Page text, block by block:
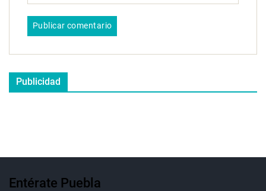
Publicidad
Entérate Puebla